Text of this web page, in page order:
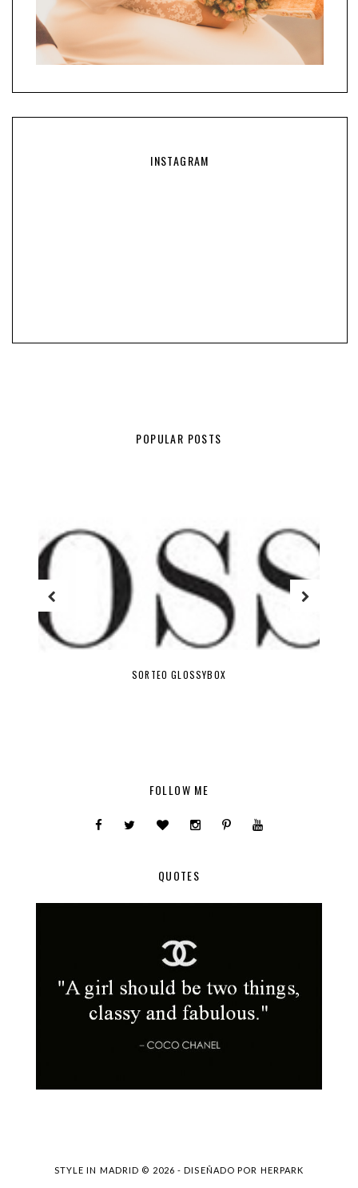
INSTAGRAM
POPULAR POSTS
SORTEO GLOSSYBOX
FOLLOW ME
QUOTES
STYLE IN MADRID © 2026 - DISEÑADO POR HERPARK